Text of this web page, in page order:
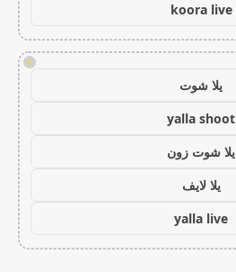
koora live
!
يلا شوت
yalla shoot
يلا شوت زون
يلا لايف
yalla live